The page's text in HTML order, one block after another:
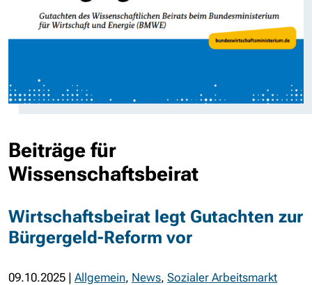
Beiträge für
Wissenschaftsbeirat
Wirtschaftsbeirat legt Gutachten zur
Bürgergeld-Reform vor
09.10.2025 | Allgemein, News, Sozialer Arbeitsmarkt